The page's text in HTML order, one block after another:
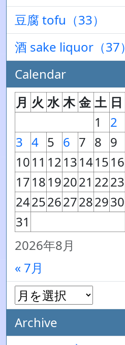
豆腐 tofu（33）
酒 sake liquor（37）
Calendar
2026年8月
月 火 水 木 金 土 日
1
2
3 4 5 6 7 8 9
1011 1213141516
1718192021 2223
24252627282930
31
« 7月
Archive